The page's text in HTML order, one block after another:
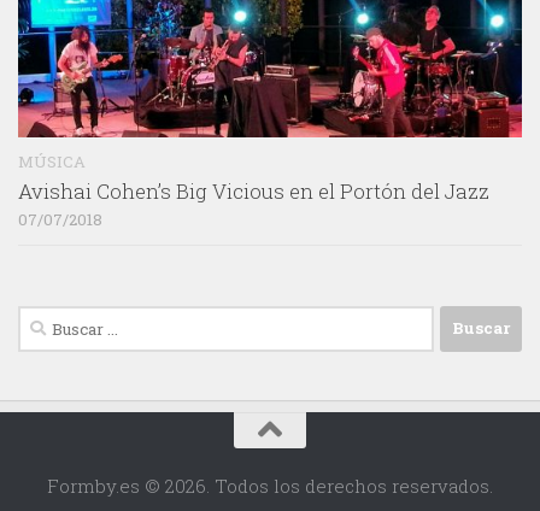
MÚSICA
Avishai Cohen’s Big Vicious en el Portón del Jazz
07/07/2018
Buscar:
Formby.es © 2026. Todos los derechos reservados.